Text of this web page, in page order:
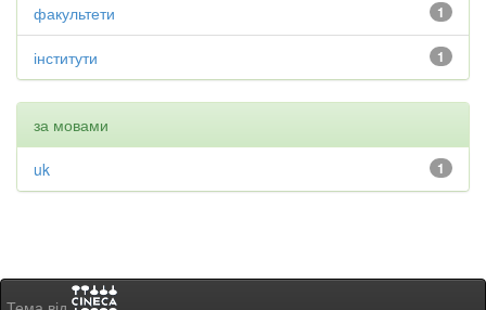
1
факультети
1
інститути
за мовами
1
uk